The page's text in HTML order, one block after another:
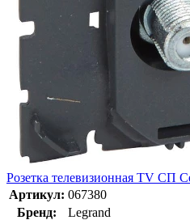
Розетка телевизионная TV СП
Артикул: 067380
Бренд:
Legrand